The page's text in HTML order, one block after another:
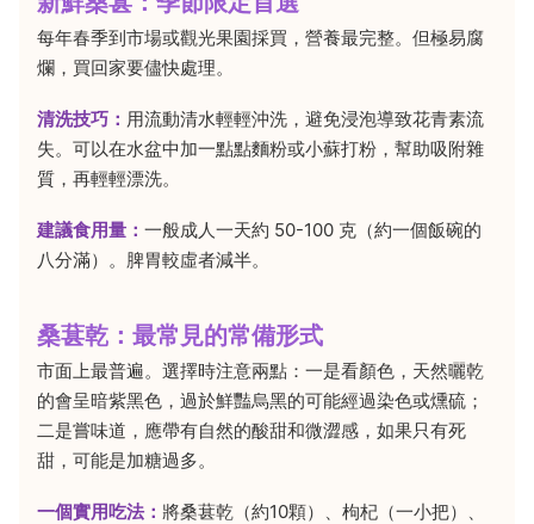
每年春季到市場或觀光果園採買，營養最完整。但極易腐
爛，買回家要儘快處理。
清洗技巧： 用流動清水輕輕沖洗，避免浸泡導致花青素流
失。可以在水盆中加一點點麵粉或小蘇打粉，幫助吸附雜
質，再輕輕漂洗。
建議食用量： 一般成人一天約 50-100 克（約一個飯碗的
八分滿）。脾胃較虛者減半。
桑葚乾：最常見的常備形式
市面上最普遍。選擇時注意兩點：一是看顏色，天然曬乾
的會呈暗紫黑色，過於鮮豔烏黑的可能經過染色或燻硫；
二是嘗味道，應帶有自然的酸甜和微澀感，如果只有死
甜，可能是加糖過多。
一個實用吃法： 將桑葚乾（約10顆）、枸杞（一小把）、